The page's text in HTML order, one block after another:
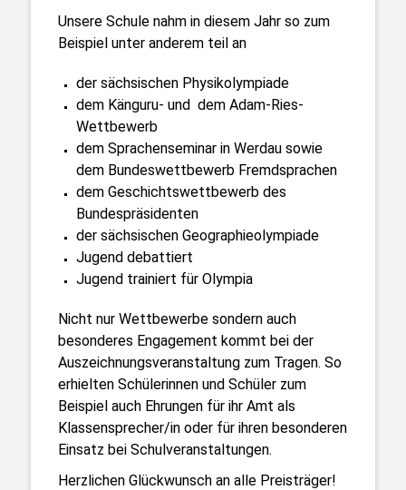
Unsere Schule nahm in diesem Jahr so zum
Beispiel unter anderem teil an
der sächsischen Physikolympiade
dem Känguru- und dem Adam-Ries-
Wettbewerb
dem Sprachenseminar in Werdau sowie
dem Bundeswettbewerb Fremdsprachen
dem Geschichtswettbewerb des
Bundespräsidenten
der sächsischen Geographieolympiade
Jugend debattiert
Jugend trainiert für Olympia
Nicht nur Wettbewerbe sondern auch
besonderes Engagement kommt bei der
Auszeichnungsveranstaltung zum Tragen. So
erhielten Schülerinnen und Schüler zum
Beispiel auch Ehrungen für ihr Amt als
Klassensprecher/in oder für ihren besonderen
Einsatz bei Schulveranstaltungen.
Herzlichen Glückwunsch an alle Preisträger!